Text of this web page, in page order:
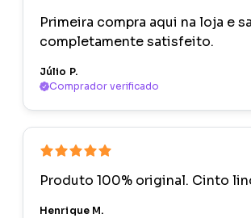
Primeira compra aqui na loja e
completamente satisfeito.
Júlio P.
Comprador verificado
Produto 100% original. Cinto
Henrique M.